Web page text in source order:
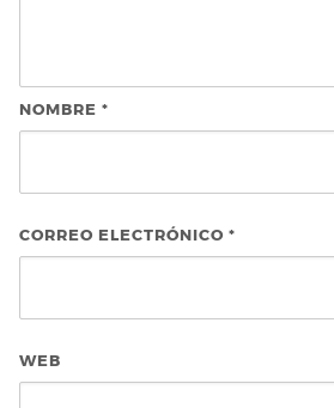
NOMBRE *
CORREO ELECTRÓNICO *
WEB